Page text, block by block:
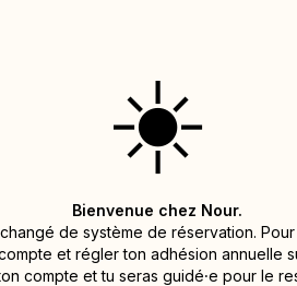
☀️
Bienvenue chez Nour.
de système de réservation.
et régler ton adhésion annuelle
compte et tu seras guidé⸱e pour le